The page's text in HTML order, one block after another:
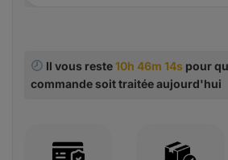
Il vous reste10h 46m 13spour
commande soit traitée aujourd'hui